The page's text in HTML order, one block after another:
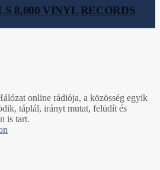
8,000 VINYL RECORDS
online rádiója, a közösség egyik
táplál, irányt mutat, felüdít és
is tart.